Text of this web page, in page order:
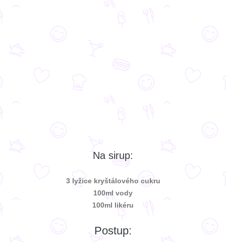
Na sirup:
3 lyžice kryštálového cukru
100ml vody
100ml likéru
Postup: